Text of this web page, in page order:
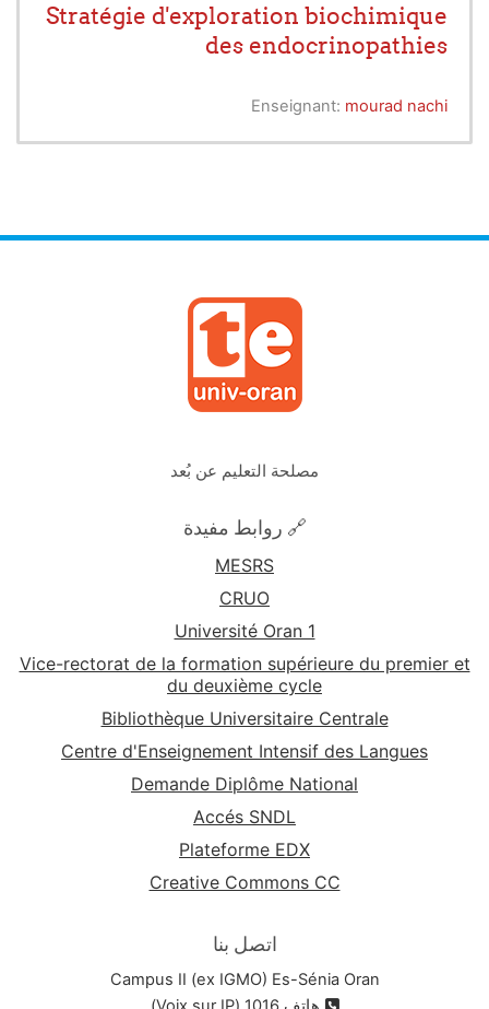
Stratégie d'exploration biochimique
des endocrinopathies
Enseignant: mourad nachi
مصلحة التعليم عن بُعد
🔗 روابط مفيدة
MESRS
CRUO
Université Oran 1
Vice-rectorat de la formation supérieure du premier et
du deuxième cycle
Bibliothèque Universitaire Centrale
Centre d'Enseignement Intensif des Langues
Demande Diplôme National
Accés SNDL
Plateforme EDX
Creative Commons CC
اتصل بنا
Campus II (ex IGMO) Es-Sénia Oran